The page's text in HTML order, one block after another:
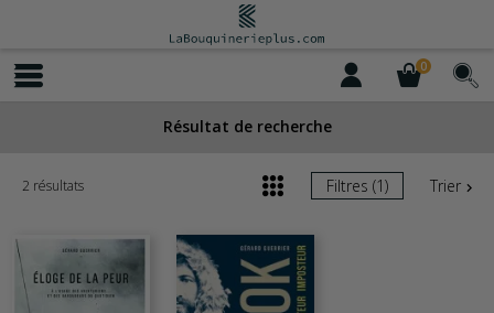
0
Résultat de recherche
2 résultats Filtres (1) Trier